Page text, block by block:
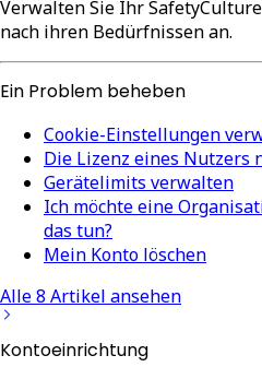
Verwalten Sie Ihr
nach ihren Bedürfnissen an.
Ein Problem beheben
Cookie-Einstellungen
Die Lizenz eines Nutzers
Gerätelimits verwalten
Ich möchte eine
das tun?
Mein Konto löschen
Alle 8 Artikel ansehen
Kontoeinrichtung